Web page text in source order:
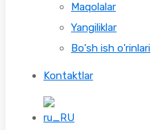
Maqolalar
Yangiliklar
Bo'sh ish o'rinlari
Kontaktlar